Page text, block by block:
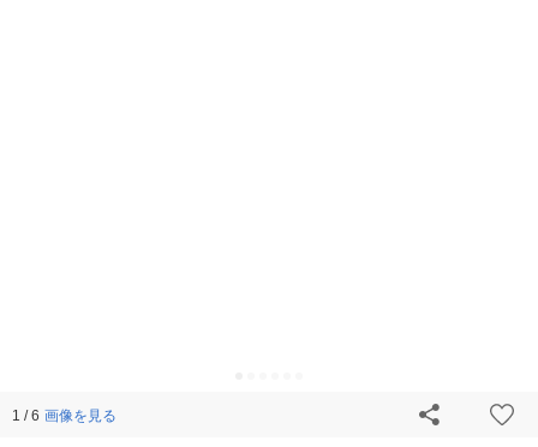
1 / 6 画像を見る